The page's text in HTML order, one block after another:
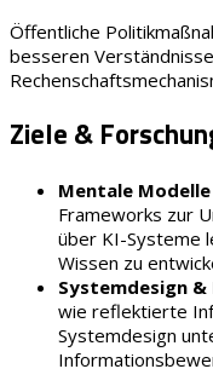
Öffentliche
besseren
Ziele &
Mentale
Frameworks zur
über KI-Systeme
Wissen zu
Systemdesign &
wie reflektierte
Systemdesign